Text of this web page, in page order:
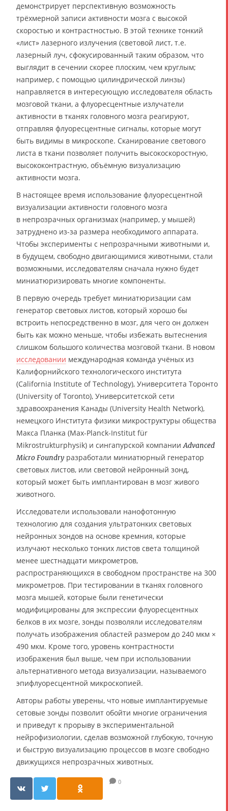
демонстрирует перспективную возможность
трёхмерной записи активности мозга с высокой
скоростью и контрастностью. В этой технике тонкий
«лист» лазерного излучения (световой лист, т.е.
лазерный луч, сфокусированный таким образом, что
выглядит в сечении скорее плоским, чем круглым;
например, с помощью цилиндрической линзы)
направляется в интересующую исследователя область
мозговой ткани, а флуоресцентные излучатели
активности в тканях головного мозга реагируют,
отправляя флуоресцентные сигналы, которые могут
быть видимы в микроскопе. Сканирование светового
листа в ткани позволяет получить высокоскоростную,
высококонтрастную, объёмную визуализацию
активности мозга.
В настоящее время использование флуоресцентной
визуализации активности головного мозга
в непрозрачных организмах (например, у мышей)
затруднено из-за размера необходимого аппарата.
Чтобы эксперименты с непрозрачными животными и,
в будущем, свободно двигающимися животными, стали
возможными, исследователям сначала нужно будет
миниатюризировать многие компоненты.
В первую очередь требует миниатюризации сам
генератор световых листов, который хорошо бы
встроить непосредственно в мозг, для чего он должен
быть как можно меньше, чтобы избежать вытеснения
слишком большого количества мозговой ткани. В новом
исследовании международная команда учёных из
Калифорнийского технологического института
(California Institute of Technology), Университета Торонто
(University of Toronto), Университетской сети
здравоохранения Канады (University Health Network),
немецкого Института физики микроструктуры общества
Макса Планка (Max-Planck-Institut für
Mikrostrukturphysik) и сингапурской компании Advanced
Micro Foundry разработали миниатюрный генератор
световых листов, или световой нейронный зонд,
который может быть имплантирован в мозг живого
животного.
Исследователи использовали нанофотонную
технологию для создания ультратонких световых
нейронных зондов на основе кремния, которые
излучают несколько тонких листов света толщиной
менее шестнадцати микрометров,
распространяющихся в свободном пространстве на 300
микрометров. При тестировании в тканях головного
мозга мышей, которые были генетически
модифицированы для экспрессии флуоресцентных
белков в их мозге, зонды позволяли исследователям
получать изображения областей размером до 240 мкм ×
490 мкм. Кроме того, уровень контрастности
изображения был выше, чем при использовании
альтернативного метода визуализации, называемого
эпифлуоресцентной микроскопией.
Авторы работы уверены, что новые имплантируемые
сетовые зонды позволит обойти многие ограничения
и приведут к прорыву в экспериментальной
нейрофизиологии, сделав возможной глубокую, точную
и быструю визуализацию процессов в мозге свободно
движущихся непрозрачных животных.
0